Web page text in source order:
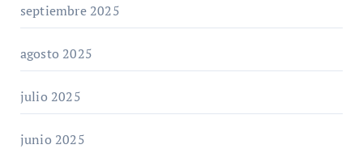
septiembre 2025
agosto 2025
julio 2025
junio 2025